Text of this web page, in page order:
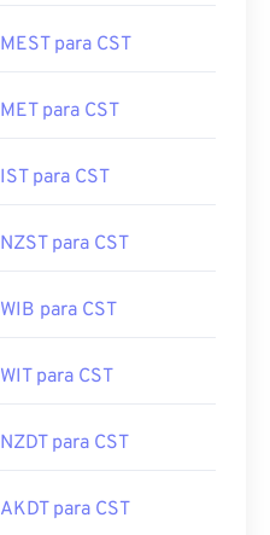
MEST para CST
MET para CST
IST para CST
NZST para CST
WIB para CST
WIT para CST
NZDT para CST
AKDT para CST